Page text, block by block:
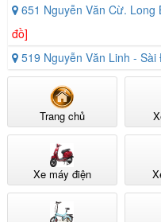
651 Nguyễn Văn Cừ. Long
đồ]
519 Nguyễn Văn Linh -
Trang chủ
Xe máy điện